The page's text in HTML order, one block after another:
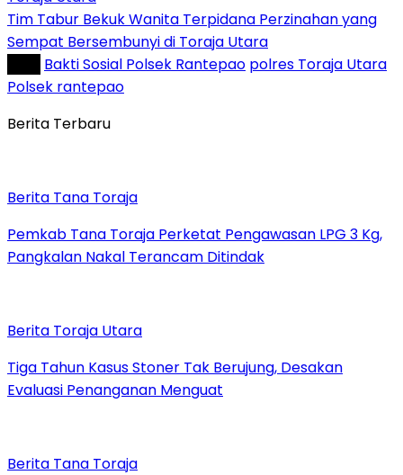
Tim Tabur Bekuk Wanita Terpidana Perzinahan yang
Sempat Bersembunyi di Toraja Utara
Bakti Sosial Polsek Rantepao polres Toraja Utara
Polsek rantepao
Berita Terbaru
Berita Tana Toraja
Pemkab Tana Toraja Perketat Pengawasan LPG 3 Kg,
Pangkalan Nakal Terancam Ditindak
Berita Toraja Utara
Tiga Tahun Kasus Stoner Tak Berujung, Desakan
Evaluasi Penanganan Menguat
Berita Tana Toraja